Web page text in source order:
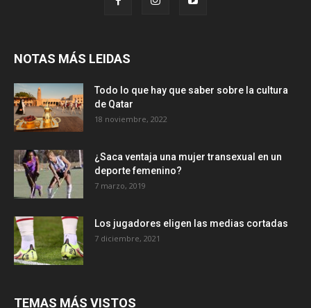
NOTAS MÁS LEIDAS
Todo lo que hay que saber sobre la cultura
de Qatar
18 noviembre, 2022
¿Saca ventaja una mujer transexual en un
deporte femenino?
7 marzo, 2019
Los jugadores eligen las medias cortadas
7 diciembre, 2021
TEMAS MÁS VISTOS